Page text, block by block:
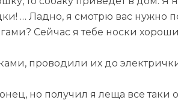
… Ладно, я смотрю вас нужно
Сейчас я тебе носки
проводили их до электрички.
но получил я леща все